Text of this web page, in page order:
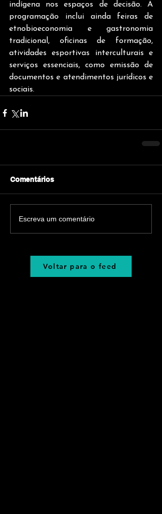
indígena nos espaços de decisão. A
programação inclui ainda feiras de
etnobioeconomia e gastronomia
tradicional, oficinas de formação,
atividades esportivas interculturais e
serviços essenciais, como emissão de
documentos e atendimentos jurídicos e
sociais.
Comentários
Escreva um comentário
Voltar para o feed